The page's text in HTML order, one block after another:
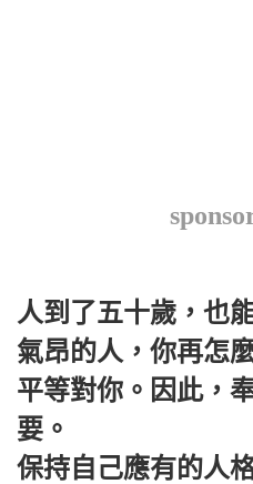
人到了五十歲，也
氣昂的人，你再怎
平等對你。因此，
要。
保持自己應有的人